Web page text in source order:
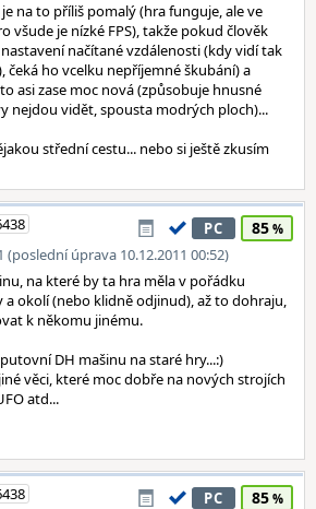
na to příliš pomalý (hra funguje, ale ve
všude je nízké FPS), takže pokud člověk
načítané vzdálenosti (kdy vidí tak
čeká ho vcelku nepříjemné škubání) a
asi zase moc nová (způsobuje hnusné
nejdou vidět, spousta modrých ploch)...
střední cestu... nebo si ještě zkusím
(poslední úprava 10.12.2011 00:52)
PC 85
na které by ta hra měla v pořádku
a okolí (nebo klidně odjinud), až to dohraju,
k někomu jinému.
DH mašinu na staré hry...:)
věci, které moc dobře na nových strojích
atd...
PC 85